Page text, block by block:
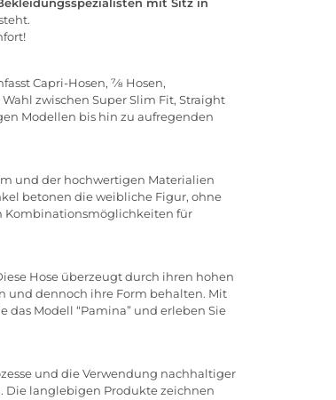
Capri-Hosen, 7⁄8 Hosen,
zwischen Super Slim Fit, Straight
Modellen bis hin zu aufregenden
und der hochwertigen Materialien
betonen die weibliche Figur, ohne
Kombinationsmöglichkeiten für
Hose überzeugt durch ihren hohen
und dennoch ihre Form behalten. Mit
Modell “Pamina” und erleben Sie
und die Verwendung nachhaltiger
Die langlebigen Produkte zeichnen